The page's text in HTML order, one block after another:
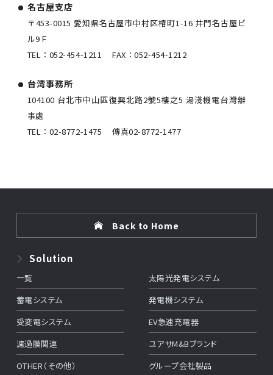
名古屋支店
〒453-0015 愛知県名古屋市中村区椿町1-16 井門名古屋ビ
ル9Ｆ
TEL： 052-454-1211 FAX：052-454-1212
台湾事務所
104100 台北市中山區復興北路2號5樓之5 湯淺機電台灣辦
事處
TEL： 02-8772-1475 傳真02-8772-1477
Back to Home
Solution
一覧
太陽光発電システム
蓄電システム
発電機システム
受変電システム
EV急速充電器
濾過膜関連
ユアサM&Bブランド
OTHER（その他）
グループ会社製品